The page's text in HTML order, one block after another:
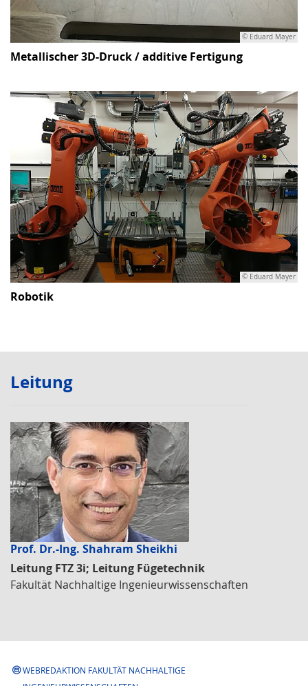
© Eduard Mayer
Metallischer 3D-Druck / additive Fertigung
© Eduard Mayer
Robotik
Leitung
Prof. Dr.-Ing. Shahram Sheikhi
Leitung FTZ 3i; Leitung Fügetechnik
Fakultät Nachhaltige Ingenieurwissenschaften
WEBREDAKTION FAKULTÄT NACHHALTIGE